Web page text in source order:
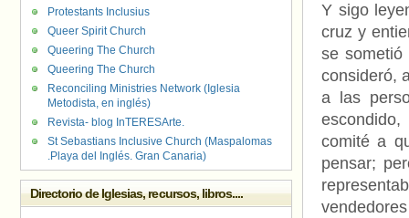
Y sigo
cruz y
se
consideró,
a las
comité a
pensar;
Protestants Inclusius
Queer Spirit Church
Queering The Church
Queering The Church
Reconciling Ministries Network (Iglesia
Metodista, en inglés)
Revista- blog InTERESArte.
St Sebastians Inclusive Church (Maspalomas
.Playa del Inglés. Gran Canaria)
Directorio de Iglesias, recursos, libros....